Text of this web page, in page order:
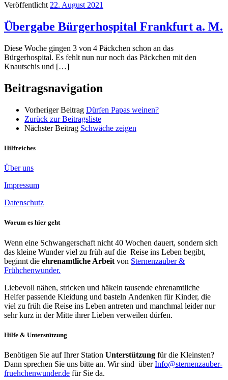
Veröffentlicht 22. August 2021
Übergabe Bürgerhospital Frankfurt a. M.
Diese Woche gingen 3 von 4 Päckchen schon an das
Bürgerhospital. Es fehlt nun nur noch das Päckchen mit den
Knautschis und […]
Beitragsnavigation
Vorheriger Beitrag Dürfen Papas weinen?
Zurück zur Beitragsliste
Nächster Beitrag Schwäche zeigen
Hilfreiches
Über uns
Impressum
Datenschutz
Worum es hier geht
Wenn eine Schwangerschaft nicht 40 Wochen dauert, sondern sich
das kleine Wunder viel zu früh auf die Reise ins Leben begibt,
beginnt die ehrenamtliche Arbeit von Sternenzauber &
Frühchenwunder.
Liebevoll nähen, stricken und häkeln tausende ehrenamtliche
Helfer passende Kleidung und basteln Andenken für Kinder, die
viel zu früh die Reise ins Leben antreten und manchmal leider nur
sehr kurz in der Mitte ihrer Lieben verweilen dürfen.
Hilfe & Unterstützung
Benötigen Sie auf Ihrer Station Unterstützung für die Kleinsten?
Dann sprechen Sie uns bitte an. Wir sind überInfo@sternenzauber-
fruehchenwunder.de für Sie da.